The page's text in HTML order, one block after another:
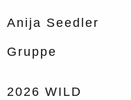
Anija Seedler
Gruppe
2026 WILD